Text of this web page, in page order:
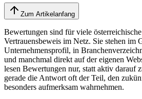
Zum Artikelanfang
Bewertungen sind für viele
Vertrauensbeweis im Netz. Sie stehen im
Unternehmensprofil, in
und manchmal direkt auf der eigenen
lesen Bewertungen nur, statt aktiv darauf
gerade die Antwort oft der Teil, den
besonders aufmerksam wahrnehmen.